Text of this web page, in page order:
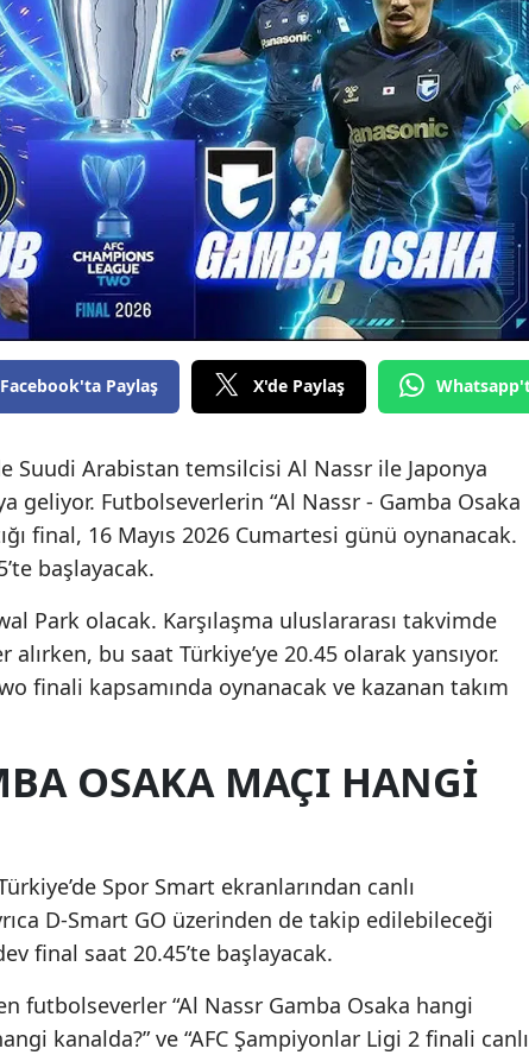
Facebook'ta Paylaş X'de Paylaş
Suudi Arabistan temsilcisi Al Nassr ile Japonya
geliyor. Futbolseverlerin “Al Nassr - Gamba Osaka
final, 16 Mayıs 2026 Cumartesi günü oynanacak.
başlayacak.
Park olacak. Karşılaşma uluslararası takvimde
alırken, bu saat Türkiye’ye 20.45 olarak yansıyor.
finali kapsamında oynanacak ve kazanan takım
OSAKA MAÇI HANGI
Spor Smart ekranlarından canlı
D-Smart GO üzerinden de takip edilebileceği
final saat 20.45’te başlayacak.
futbolseverler “Al Nassr Gamba Osaka hangi
kanalda?” ve “AFC Şampiyonlar Ligi 2 finali canlı